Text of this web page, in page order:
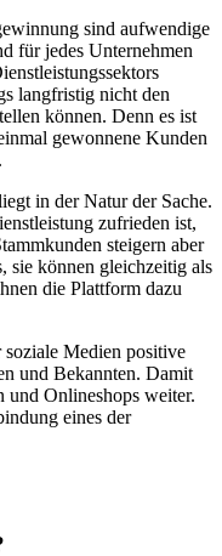
sind aufwendige
für jedes Unternehmen
langfristig nicht den
können. Denn es ist
gewonnene Kunden
in der Natur der Sache.
zufrieden ist,
steigern aber
sie können gleichzeitig als
die Plattform dazu
Medien positive
und Bekannten. Damit
und Onlineshops weiter.
eines der